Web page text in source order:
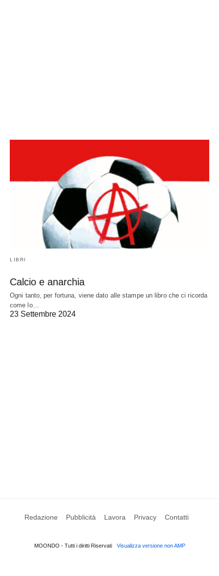
LIBRI
Calcio e anarchia
Ogni tanto, per fortuna, viene dato alle stampe un libro che ci ricorda
come lo…
23 Settembre 2024
Redazione Pubblicità Lavora Privacy Contatti
MOONDO - Tutti i diritti Riservati Visualizza versione non AMP